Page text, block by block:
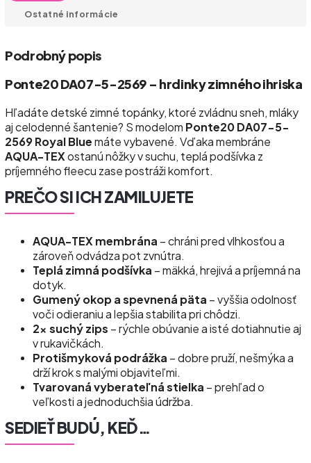
Ostatné informácie
Podrobný popis
Ponte20 DA07-5-2569 – hrdinky zimného ihriska
Hľadáte detské zimné topánky, ktoré zvládnu sneh, mláky
aj celodenné šantenie? S modelom Ponte20 DA07-5-
2569 Royal Bluemáte vybavené. Vďaka membráne
AQUA-TEXostanú nôžky v suchu, teplá podšívka z
príjemného fleecu zase postráži komfort.
PREČO SI ICH ZAMILUJETE
AQUA-TEX membrána – chráni pred vlhkosťou a
zároveň odvádza pot zvnútra.
Teplá zimná podšívka – mäkká, hrejivá a príjemná na
dotyk.
Gumený okop a spevnená päta – vyššia odolnosť
voči odieraniu a lepšia stabilita pri chôdzi.
2× suchý zips – rýchle obúvanie a isté dotiahnutie aj
v rukavičkách.
Protišmyková podrážka – dobre pruží, nešmýka a
drží krok s malými objaviteľmi.
Tvarovaná vyberateľná stielka – prehľad o
veľkosti a jednoduchšia údržba.
SEDIEŤ BUDÚ, KEĎ…